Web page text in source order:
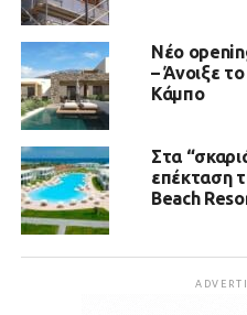
Νέο
– Άνοιξε
Κάμπο
Στα
επέκταση
Beach